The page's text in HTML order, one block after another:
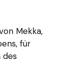
Mekka,
für
des